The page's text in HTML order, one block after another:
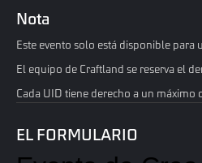
Nota
Este evento solo está disponible para
El equipo de Craftland se reserva el
Cada UID tiene derecho a un
EL FORMULARIO